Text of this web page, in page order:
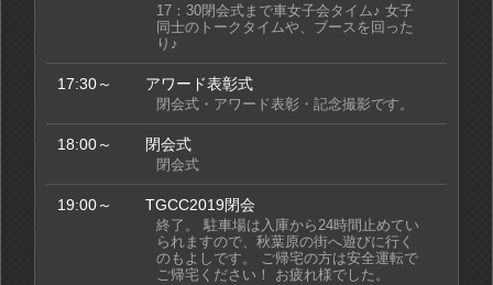
17：30閉会式まで車女子会タイム♪ 女子
同士のトークタイムや、ブースを回った
り♪
17:30～ アワード表彰式
閉会式・アワード表彰・記念撮影です。
18:00～ 閉会式
閉会式
19:00～ TGCC2019閉会
終了。 駐車場は入庫から24時間止めてい
られますので、秋葉原の街へ遊びに行く
のもよしです。 ご帰宅の方は安全運転で
ご帰宅ください！ お疲れ様でした。